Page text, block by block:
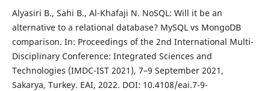
Alyasiri B., Sahi B., Al-Khafaji N. NoSQL: Will it be an
alternative to a relational database? MySQL vs MongoDB
comparison. In: Proceedings of the 2nd International Multi-
Disciplinary Conference: Integrated Sciences and
Technologies (IMDC-IST 2021), 7–9 September 2021,
Sakarya, Turkey. EAI, 2022. DOI: 10.4108/eai.7-9-